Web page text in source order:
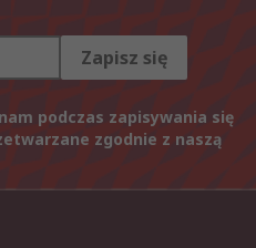
Zapisz się
podczas zapisywania się
zgodnie z naszą